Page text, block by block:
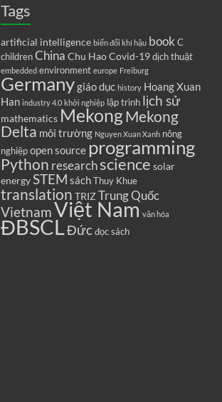
Tags
artificial intelligence biến đổi khí hậu book C
children China Chu HaoCovid-19 dịch thuật
embedded environment europe Freiburg
Germanygiáo dục history Hoang Xuan
Han industry 4.0 khởi nghiệp lập trình lịch sử
mathematics MekongMekong
Delta môi trường Nguyen Xuan Xanh nông
nghiệp open source programming
Python research science solar
energySTEM sách Thuy Khue
translation TRIZTrung Quốc
VietnamViệt Nam văn hóa
ĐBSCLĐức đọc sách